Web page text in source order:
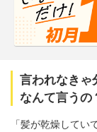
言われなきゃ
なんて言うの
「髪が乾燥して